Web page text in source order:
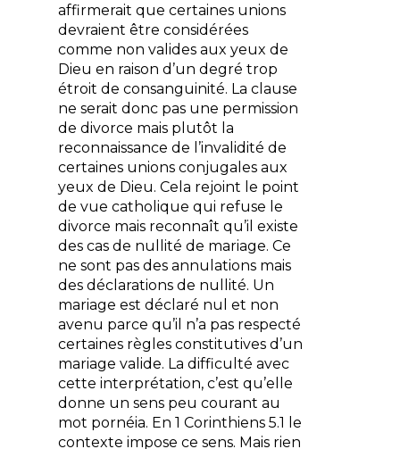
affirmerait que certaines unions
devraient être considérées
comme non valides aux yeux de
Dieu en raison d’un degré trop
étroit de consanguinité. La clause
ne serait donc pas une permission
de divorce mais plutôt la
reconnaissance de l’invalidité de
certaines unions conjugales aux
yeux de Dieu. Cela rejoint le point
de vue catholique qui refuse le
divorce mais reconnaît qu’il existe
des cas de nullité de mariage. Ce
ne sont pas des annulations mais
des déclarations de nullité. Un
mariage est déclaré nul et non
avenu parce qu’il n’a pas respecté
certaines règles constitutives d’un
mariage valide. La difficulté avec
cette interprétation, c’est qu’elle
donne un sens peu courant au
mot pornéia. En 1 Corinthiens 5.1 le
contexte impose ce sens. Mais rien